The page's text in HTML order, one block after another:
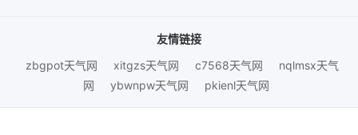
友情链接
zbgpot天气网
xitgzs天气网 c7568天气网
nqlmsx天气
网
ybwnpw天气网 pkienl天气网